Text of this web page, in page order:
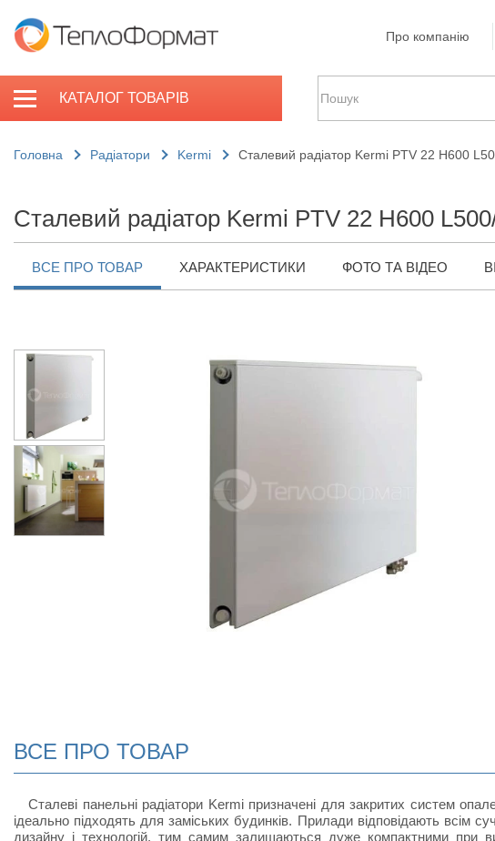
Про компанію
КАТАЛОГ ТОВАРІВ
Головна Радіатори Kermi Сталевий радіатор Kermi PTV 22 H600
Сталевий радіатор Kermi PTV 22 H600
ВСЕ ПРО ТОВАР ХАРАКТЕРИСТИКИ ФОТО ТА ВІДЕО
ВСЕ ПРО ТОВАР
Сталеві панельні радіатори Kermi призначені для закритих систем
ідеально підходять для заміських будинків. Прилади відповідають всім
дизайну і технологій, тим самим залишаються дуже компактними при